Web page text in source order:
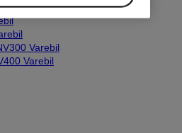
Varebil
Varebil
Varebil